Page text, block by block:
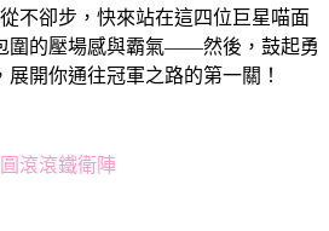
不卻步，快來站在這四位巨星喵面
圍的壓場感與霸氣——然後，鼓起勇
開你通往冠軍之路的第一關！
圓滾滾鐵衛陣